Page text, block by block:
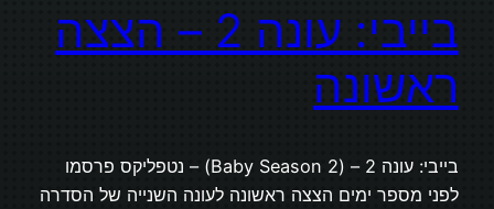
בייבי: עונה 2 – הצצה
ראשונה
בייבי: עונה 2 – (Baby Season 2) – נטפליקס פרסמו
לפני מספר ימים הצצה ראשונה לעונה השנייה של הסדרה